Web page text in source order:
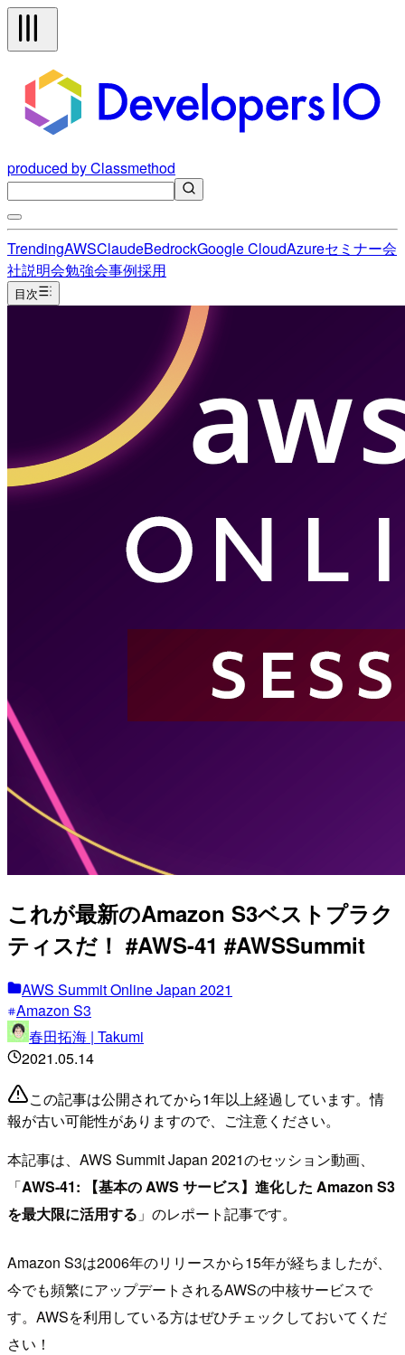
produced by Classmethod
TrendingAWSClaudeBedrockGoogle CloudAzureセミナー会
社説明会勉強会事例採用
目次
これが最新のAmazon S3ベストプラク
ティスだ！ #AWS-41 #AWSSummit
AWS Summit Online Japan 2021
Amazon S3
春田拓海 | Takumi
2021.05.14
この記事は公開されてから1年以上経過しています。情
報が古い可能性がありますので、ご注意ください。
本記事は、AWS Summit Japan 2021のセッション動画、
「AWS-41: 【基本の AWS サービス】進化した Amazon S3
を最大限に活用する 」のレポート記事です。
Amazon S3は2006年のリリースから15年が経ちましたが、
今でも頻繁にアップデートされるAWSの中核サービスで
す。AWSを利用している方はぜひチェックしておいてくだ
さい！